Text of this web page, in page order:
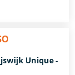
Unique -